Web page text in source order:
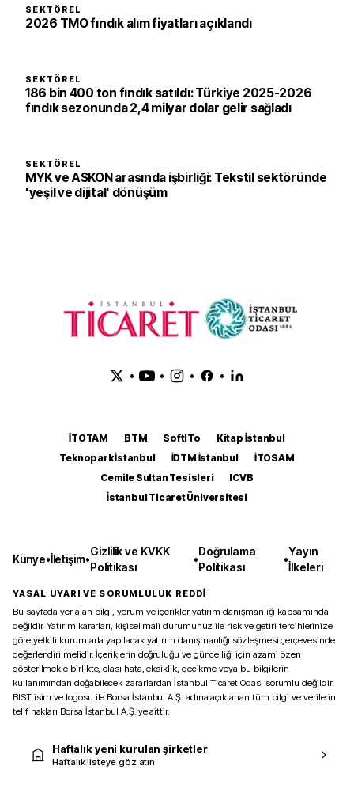
SEKTÖREL
2026 TMO fındık alım fiyatları açıklandı
SEKTÖREL
186 bin 400 ton fındık satıldı: Türkiye 2025-2026
fındık sezonunda 2,4 milyar dolar gelir sağladı
SEKTÖREL
MYK ve ASKON arasında işbirliği: Tekstil sektöründe
'yeşil ve dijital' dönüşüm
• • • •
İTOTAM BTM SoftITo
Kitap İstanbul
Teknopark İstanbul
İDTM İstanbul
İTOSAM
Cemile Sultan Tesisleri
ICVB
İstanbul Ticaret Üniversitesi
Künye•İletişim•
Gizlilik ve KVKK
Politikası
•
Doğrulama
Politikası
•
Yayın
İlkeleri
YASAL UYARI VE SORUMLULUK REDDİ
Bu sayfada yer alan bilgi, yorum ve içerikler yatırım danışmanlığı kapsamında
değildir. Yatırım kararları, kişisel mali durumunuz ile risk ve getiri tercihlerinize
göre yetkili kurumlarla yapılacak yatırım danışmanlığı sözleşmesi çerçevesinde
değerlendirilmelidir. İçeriklerin doğruluğu ve güncelliği için azami özen
gösterilmekle birlikte, olası hata, eksiklik, gecikme veya bu bilgilerin
kullanımından doğabilecek zararlardan İstanbul Ticaret Odası sorumlu değildir.
BIST isim ve logosu ile Borsa İstanbul A.Ş. adına açıklanan tüm bilgi ve verilerin
telif hakları Borsa İstanbul A.Ş.’ye aittir.
Haftalık yeni kurulan şirketler
Haftalık listeye göz atın